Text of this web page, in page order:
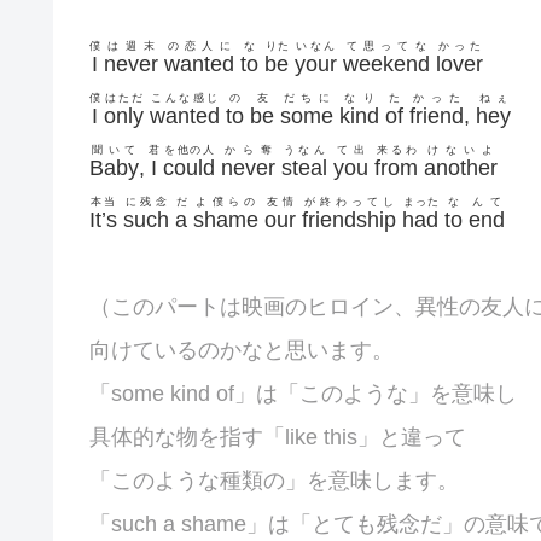
I
僕
never
は週末
wanted
の恋人に
to
な
be
りた
your
いなん
weekend
て思ってな
lover
かった
I
僕
only
はただ
wanted
こんな感じ
to
の
be
友
some
だちに
kind
なり
of
た
friend
かった
, hey
ねぇ
Baby
聞いて
, I
君
could
を他の人
never
から奪
steal
うなん
you
て出
from
来るわ
another
けないよ
It’s
本当
such
に残念
a
だ
shame
よ僕らの
our
友情
friendship
が終わってし
had
まった
to
な
end
んて
（このパートは映画のヒロイン、異性の友人
向けているのかなと思います。
「some kind of」は「このような」を意味し
具体的な物を指す「like this」と違って
「このような種類の」を意味します。
「such a shame」は「とても残念だ」の意味